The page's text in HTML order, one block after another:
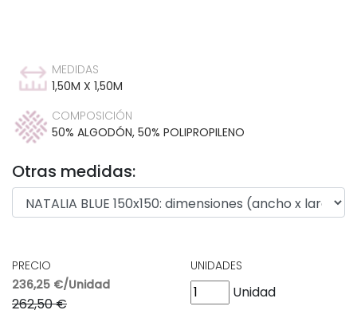
MEDIDAS
1,50M X 1,50M
COMPOSICIÓN
50% ALGODÓN, 50% POLIPROPILENO
Otras medidas:
PRECIO
236,25 €/Unidad
262,50 €
UNIDADES
Unidad